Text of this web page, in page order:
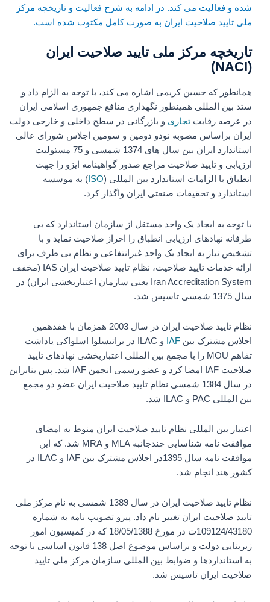
شده و فعالیت می کند. در ادامه به شرح فعالیت و تاریخچه مرکز
ملی تایید صلاحیت ایران به صورت کامل مکتوب شده است.
تاریخچه مرکز ملی تایید صلاحیت ایران
همانطور که حسین کریمی اشاره می کند، با توجه به الزام داد و
ستد بین المللی همینطور نگهداری منافع جمهوری اسلامی ایران
در عرصه رقابتتجاریو بازرگانی در سطح داخلی و خارجی دولت
ایران براساس مصوبه نودو دومین و سومین اجلاس شورای عالی
استاندارد ایران بین سال های 1374 شمسی و 75 مسئولیت
ارزیابی و تایید صلاحیت مراجع صدور گواهینامه ایزو را جهت
انطباق با الزامات استاندارد بین المللی ( ISO) به موسسه
استاندارد و تحقیقات صنعتی ایران واگذار کرد.
با توجه به ایجاد یک واحد مستقل از سازمان استاندارد که بی
طرفانه نهادهای ارزیابی انطباق را احراز صلاحیت نماید و با
تشخیص نیاز به ایجاد یک واحد غیرانتفاعی و نظام بی طرف برای
ارائه خدمات تایید صلاحیت، نظام تایید صلاحیت ایران IAS (مخفف
Iran Accreditation System یعنی سازمان اعتباربخشی ایران) در
سال 1375 شمسی تاسیس شد.
نظام تایید صلاحیت ایران در سال 2003 همزمان با هفدهمین
اجلاس مشترک بینIAF
و ILAC در براتیسلوا اسلواکی یاداشت
تفاهم MOU را با مجمع بین المللی اعتباربخشی نهادهای تایید
صلاحیت IAF امضا کرد و عضو رسمی انجمن IAF شد. پس بنابراین
در سال 1384 شمسی نظام تایید صلاحیت ایران عضو دو مجمع
بین المللی PAC و ILAC شد.
اعتبار بین المللی نظام تایید صلاحیت ایران منوط به امضای
موافقت نامه شناسایی چندجانبه MLA و MRA شد. که این
موافقت نامه سال 1395در اجلاس مشترک بین IAF و ILAC در
کشور هند انجام شد.
نظام تایید صلاحیت ایران در سال 1389 شمسی به نام مرکز ملی
تایید صلاحیت ایران تغییر نام داد. پیرو تصویب نامه به شماره
109124/43180ت در مورخ 18/05/1388 که در کمیسیون امور
زیربنایی دولت و براساس موضوع اصل 138 قانون اساسی با توجه
به استانداردها و ضوابط بین المللی سازمان مرکز ملی تایید
صلاحیت ایران تاسیس شد.